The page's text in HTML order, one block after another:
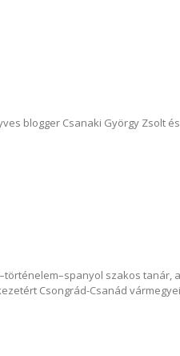
blogger Csanaki György Zsolt
szakos tanár,
Csongrád-Csanád